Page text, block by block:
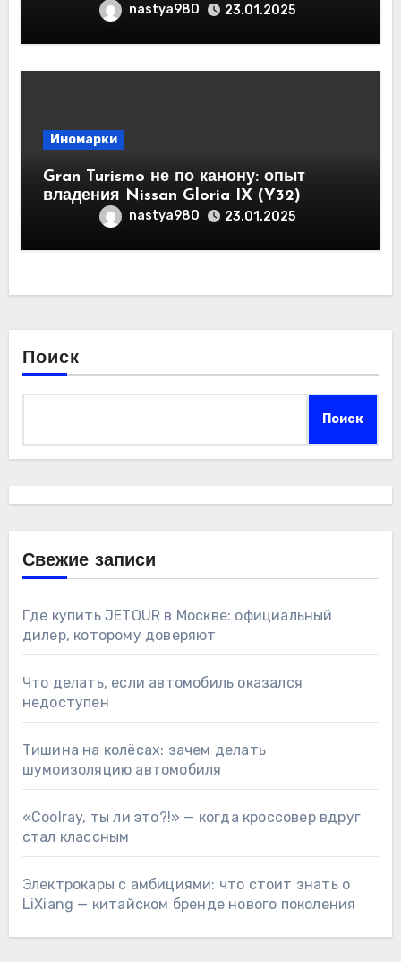
nastya980 23.01.2025
Иномарки
Gran Turismo не по канону: опыт
владения Nissan Gloria IX (Y32)
nastya980 23.01.2025
Поиск
Поиск
Свежие записи
Где купить JETOUR в Москве: официальный
дилер, которому доверяют
Что делать, если автомобиль оказался
недоступен
Тишина на колёсах: зачем делать
шумоизоляцию автомобиля
«Coolray, ты ли это?!» — когда кроссовер вдруг
стал классным
Электрокары с амбициями: что стоит знать о
LiXiang — китайском бренде нового поколения